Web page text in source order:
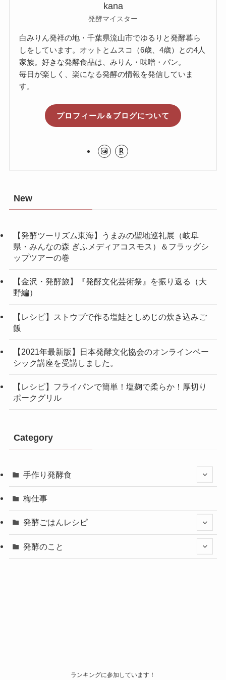
kana
発酵マイスター
白みりん発祥の地・千葉県流山市でゆるりと発酵暮ら
しをしています。オットとムスコ（6歳、4歳）との4人
家族。好きな発酵食品は、みりん・味噌・パン。
毎日が楽しく、楽になる発酵の情報を発信していま
す。
プロフィール＆ブログについて
New
【発酵ツーリズム東海】うまみの聖地巡礼展（岐阜
県・みんなの森 ぎふメディアコスモス）＆フラッグシ
ップツアーの巻
【金沢・発酵旅】『発酵文化芸術祭』を振り返る（大
野編）
【レシピ】ストウブで作る塩鮭としめじの炊き込みご
飯
【2021年最新版】日本発酵文化協会のオンラインベー
シック講座を受講しました。
【レシピ】フライパンで簡単！塩麹で柔らか！厚切り
ポークグリル
Category
手作り発酵食
梅仕事
発酵ごはんレシピ
発酵のこと
ランキングに参加しています！